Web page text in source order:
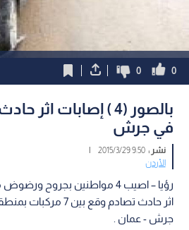
0
0
في جرش
نشر :9:50 2015/3/29
|
الأردن
رؤيا – اصيب 4 مواطنين بجروح
اثر حادث تصادم وقع
جرش - عمان .